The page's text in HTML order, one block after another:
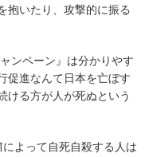
抱いたり、攻撃的に振る
ンペーン』は分かりやす
促進なんて日本を亡ぼす
ける方が人が死ぬという
よって自死自殺する人は